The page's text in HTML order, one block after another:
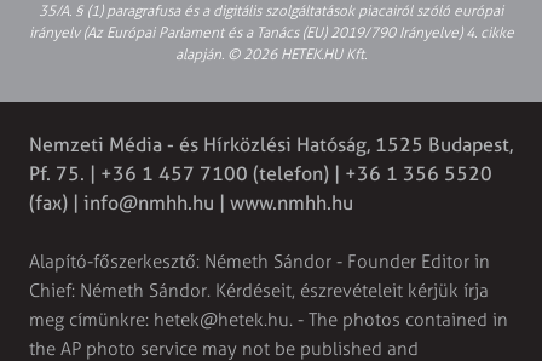
35/A. § (1) paragrafusa és a digitális szolgáltatások piacairól szóló európai
irányelv (Az Európai Parlament és a Tanács (EU) 2019/790 Irányelve) 4. cikke
alapján. © 2026 HETEK.HU Kft.
Nemzeti Média - és Hírközlési Hatóság, 1525 Budapest,
Pf. 75. | +36 1 457 7100 (telefon) | +36 1 356 5520
(fax) | info@nmhh.hu | www.nmhh.hu
Alapító-főszerkesztő: Németh Sándor - Founder Editor in
Chief: Németh Sándor. Kérdéseit, észrevételeit kérjük írja
meg címünkre: hetek@hetek.hu. - The photos contained in
the AP photo service may not be published and